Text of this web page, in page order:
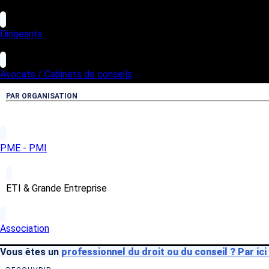
Dirigeants
Avocats / Cabinets de conseils
PAR ORGANISATION
PME - PMI
ETI & Grande Entreprise
Association
Vous êtes un professionnel du droit ou du conseil ? Par